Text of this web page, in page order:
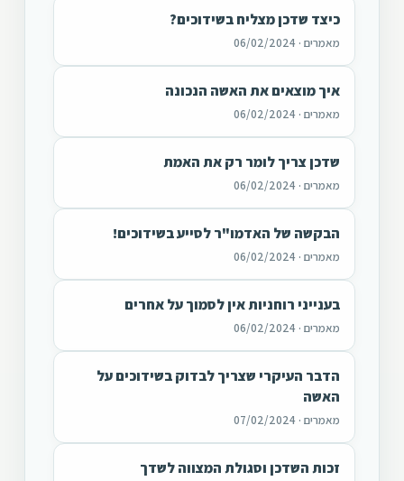
כיצד שדכן מצליח בשידוכים?
מאמרים · 06/02/2024
איך מוצאים את האשה הנכונה
מאמרים · 06/02/2024
שדכן צריך לומר רק את האמת
מאמרים · 06/02/2024
הבקשה של האדמו"ר לסייע בשידוכים!
מאמרים · 06/02/2024
בענייני רוחניות אין לסמוך על אחרים
מאמרים · 06/02/2024
הדבר העיקרי שצריך לבדוק בשידוכים על
האשה
מאמרים · 07/02/2024
זכות השדכן וסגולת המצווה לשדך